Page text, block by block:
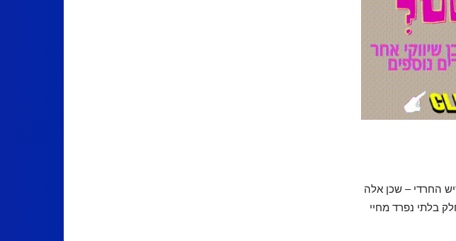
החרדי – שכן אלה
בלתי נפרד מחיי